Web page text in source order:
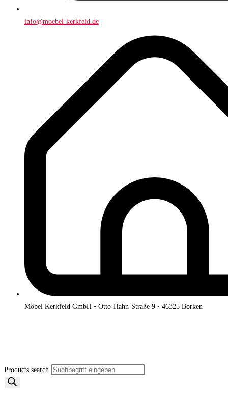
info@moebel-kerkfeld.de
Möbel Kerkfeld GmbH • Otto-Hahn-Straße 9 • 46325 Borken
Products search